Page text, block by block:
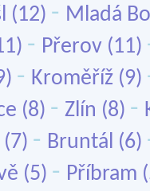
(12) - Mladá
- Přerov (11)
- Kroměříž (9)
(8) - Zlín (8) -
(7) - Bruntál (6)
(5) - Příbram